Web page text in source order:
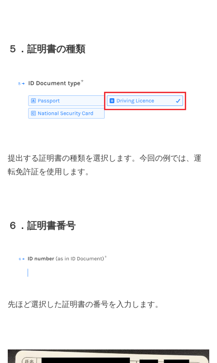
５．証明書の種類
提出する証明書の種類を選択します。今回の例では、運
転免許証を使用します。
６．証明書番号
先ほど選択した証明書の番号を入力します。